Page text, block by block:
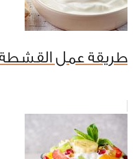
طريقة عمل القشطة